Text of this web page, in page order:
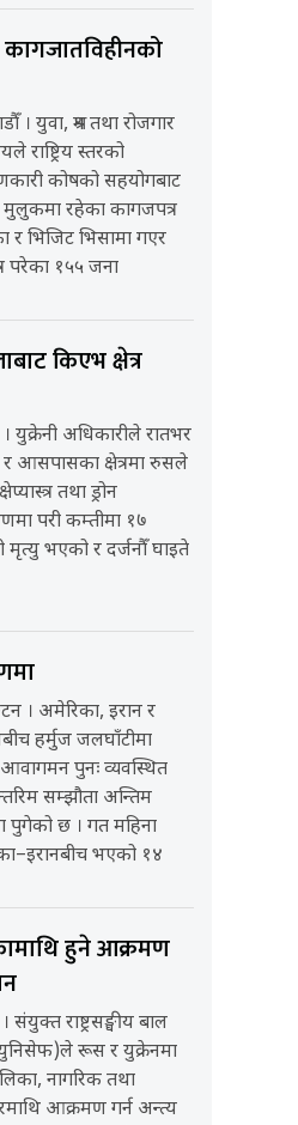
। युवा, श्रम तथा रोजगार
राष्ट्रिय स्तरको
कोषको सहयोगबाट
मुलुकमा रहेका कागजपत्र
र भिजिट भिसामा गएर
परेका १५५ जना
किएभ क्षेत्र
युक्रेनी अधिकारीले रातभर
आसपासका क्षेत्रमा रुसले
तथा ड्रोन
परी कम्तीमा १७
मृत्यु भएको र दर्जनौँ घाइते
। अमेरिका, इरान र
हर्मुज जलघाँटीमा
आवागमन पुनः व्यवस्थित
सम्झौता अन्तिम
पुगेको छ । गत महिना
भएको १४
हुने आक्रमण
संयुक्त राष्ट्रसङ्घीय बाल
रूस र युक्रेनमा
नागरिक तथा
आक्रमण गर्न अन्त्य